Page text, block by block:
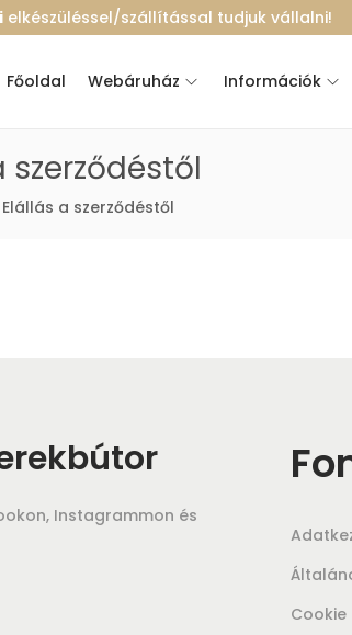
elkészüléssel/szállítással tudjuk vállalni!
Főoldal Webáruház Információk
szerződéstől
Elállás a szerződéstől
Instagrammon és